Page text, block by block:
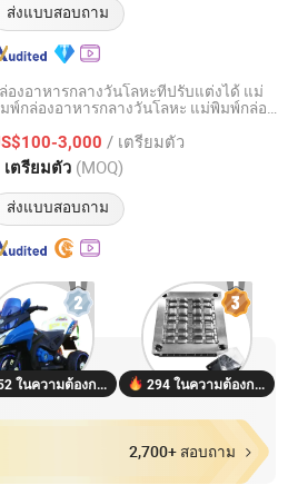
ส่งแบบสอบถาม
องอาหารกลางวันโลหะที่ปรับแต่งได้ แม่
พ์กล่องอาหารกลางวันโลหะ แม่พิมพ์กล่อง
3,000 / เตรียมตัว
เตรียมตัว (MOQ)
ส่งแบบสอบถาม
Co., Ltd
อัตราจาก 2026
352 ในความต้องการ 294 ในความต้องการ
2,700+ สอบถาม